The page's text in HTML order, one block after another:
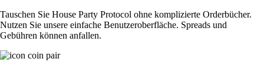
Tauschen Sie House Party Protocol ohne komplizierte Orderbücher.
Nutzen Sie unsere einfache Benutzeroberfläche. Spreads und
Gebühren können anfallen.